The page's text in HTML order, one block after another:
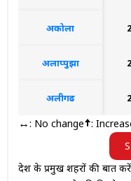
अकोला
अलाप्पुझा
अलीगढ
↔: No change :
देश के प्रमुख शहरों की बात